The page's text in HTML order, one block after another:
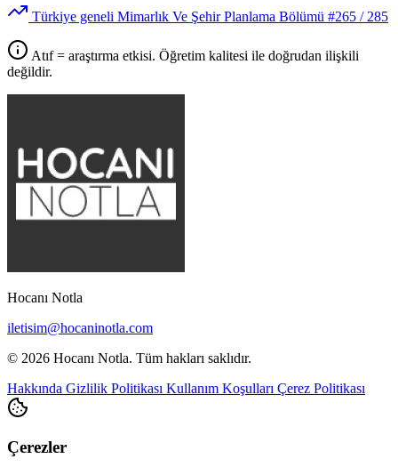
Türkiye geneli Mimarlık Ve Şehir Planlama Bölümü #265 / 285
Atıf = araştırma etkisi. Öğretim kalitesi ile doğrudan ilişkili
değildir.
Hocanı Notla
iletisim@hocaninotla.com
© 2026 Hocanı Notla. Tüm hakları saklıdır.
Hakkında Gizlilik Politikası Kullanım Koşulları Çerez Politikası
Çerezler